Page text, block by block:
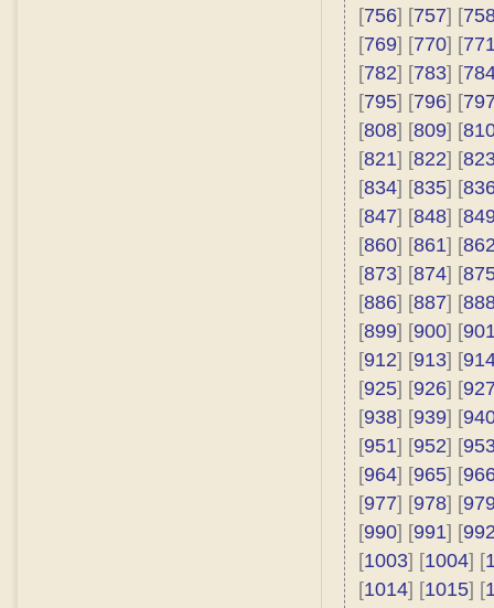
[756] [757] [
[769] [770] [
[782] [783] [
[795] [796] [
[808] [809] [
[821] [822] [
[834] [835] [
[847] [848] [
[860] [861] [
[873] [874] [
[886] [887] [
[899] [900] [
[912] [913] [
[925] [926] [
[938] [939] [
[951] [952] [
[964] [965] [
[977] [978] [
[990] [991] [
[1003] [1004] [
[1014] [1015] [